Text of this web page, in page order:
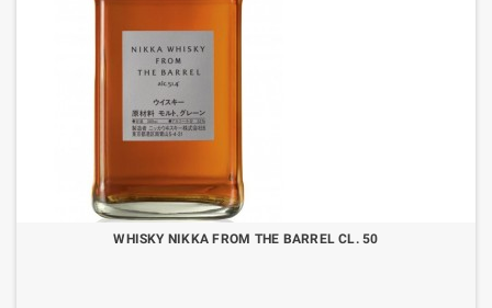
WHISKY NIKKA FROM THE BARREL CL. 50